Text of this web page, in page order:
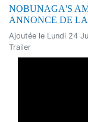
NOBUNAGA'S
ANNONCE DE
Ajoutée le Lundi 24
Trailer